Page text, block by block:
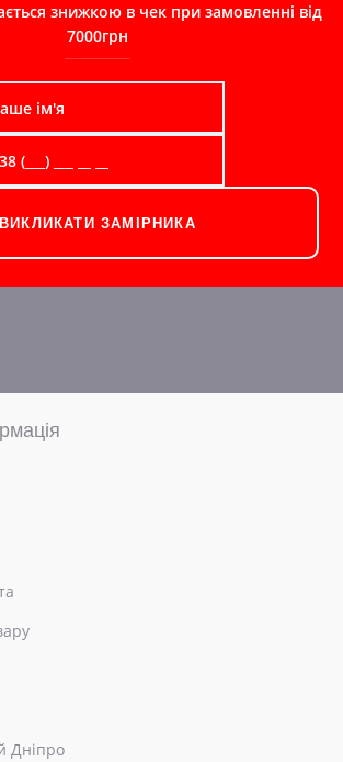
знижкою в чек при замовленні від
7000грн
ВИКЛИКАТИ ЗАМІРНИКА
Дніпро